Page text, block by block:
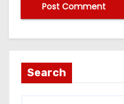
Search